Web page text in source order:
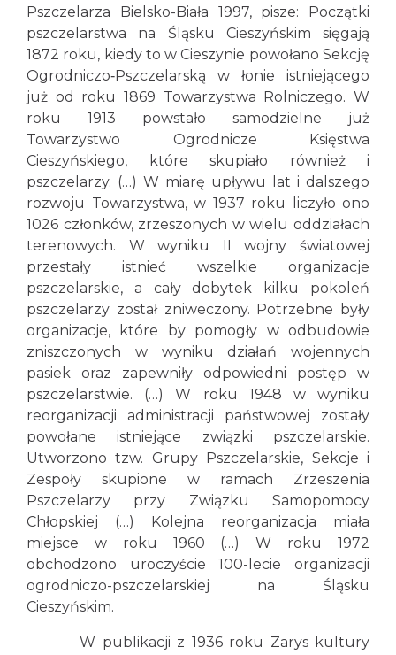
Pszczelarza Bielsko-Biała 1997, pisze: Początki
pszczelarstwa na Śląsku Cieszyńskim sięgają
1872 roku, kiedy to w Cieszynie powołano Sekcję
Ogrodniczo‑Pszczelarską w łonie istniejącego
już od roku 1869 Towarzystwa Rolniczego. W
roku 1913 powstało samodzielne już
Towarzystwo Ogrodnicze Księstwa
Cieszyńskiego, które skupiało również i
pszczelarzy. (…) W miarę upływu lat i dalszego
rozwoju Towarzystwa, w 1937 roku liczyło ono
1026 członków, zrzeszonych w wielu oddziałach
terenowych. W wyniku II wojny światowej
przestały istnieć wszelkie organizacje
pszczelarskie, a cały dobytek kilku pokoleń
pszczelarzy został zniweczony. Potrzebne były
organizacje, które by pomogły w odbudowie
zniszczonych w wyniku działań wojennych
pasiek oraz zapewniły odpowiedni postęp w
pszczelarstwie. (…) W roku 1948 w wyniku
reorganizacji administracji państwowej zostały
powołane istniejące związki pszczelarskie.
Utworzono tzw. Grupy Pszczelarskie, Sekcje i
Zespoły skupione w ramach Zrzeszenia
Pszczelarzy przy Związku Samopomocy
Chłopskiej (…) Kolejna reorganizacja miała
miejsce w roku 1960 (…) W roku 1972
obchodzono uroczyście 100-lecie organizacji
ogrodniczo-pszczelarskiej na Śląsku
Cieszyńskim.
W publikacji z 1936 roku Zarys kultury